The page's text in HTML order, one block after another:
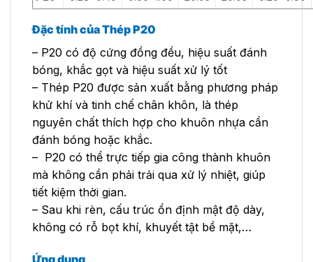
Đặc tính của Thép P20
– P20 có độ cứng đồng đều, hiệu suất đánh
bóng, khắc gọt và hiệu suất xử lý tốt
– Thép P20 được sản xuất bằng phương pháp
khử khí và tinh chế chân khôn, là thép
nguyên chất thích hợp cho khuôn nhựa cần
đánh bóng hoặc khắc.
– P20 có thể trực tiếp gia công thành khuôn
mà không cần phải trải qua xử lý nhiệt, giúp
tiết kiệm thời gian.
– Sau khi rèn, cấu trúc ổn định mật độ dày,
không có rỗ bọt khí, khuyết tật bề mặt,…
Ứng dụng